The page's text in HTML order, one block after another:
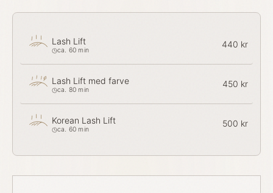
Lash Lift
ca. 60 min
440 kr
Lash Lift med farve
ca. 80 min
450 kr
Korean Lash Lift
ca. 60 min
500 kr